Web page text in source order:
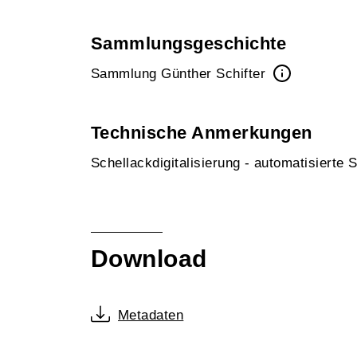
Sammlungsgeschichte
Sammlung Günther Schifter
Technische Anmerkungen
Schellackdigitalisierung - automatisierte
Download
Metadaten